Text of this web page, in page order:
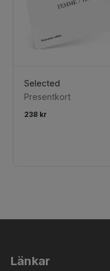
Selected
Presentkort
238 kr
Länkar